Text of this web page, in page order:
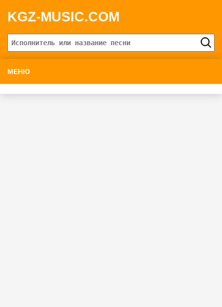
KGZ-MUSIC.COM
МЕНЮ